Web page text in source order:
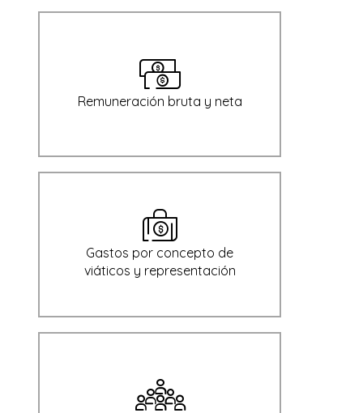
Remuneración bruta y neta
Gastos por concepto de
viáticos y representación